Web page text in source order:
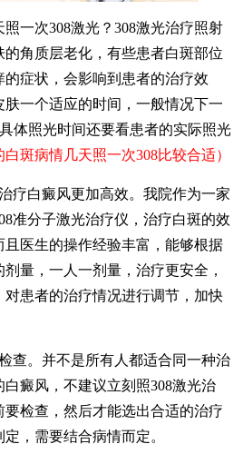
次308激光？308激光治疗照射
角质层老化，有些患者白斑部位
症状，会影响到患者的治疗效
一个适应的时间，一般情况下一
体照光时间还要看患者的实际照光
白斑病情几天照一次308比较合适）
白癜风更加高效。我院作为一家
准分子激光治疗仪，治疗白斑的效
医生的操作经验丰富，能够根据
量，一人一剂量，治疗更安全，
患者的治疗情况进行调节，加快
。并不是所有人都适合同一种治
癜风，不建议立刻照308激光治
检查，然后才能选出合适的治疗
，需要结合病情而定。